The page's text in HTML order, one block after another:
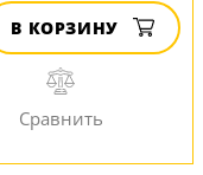
В КОРЗИНУ